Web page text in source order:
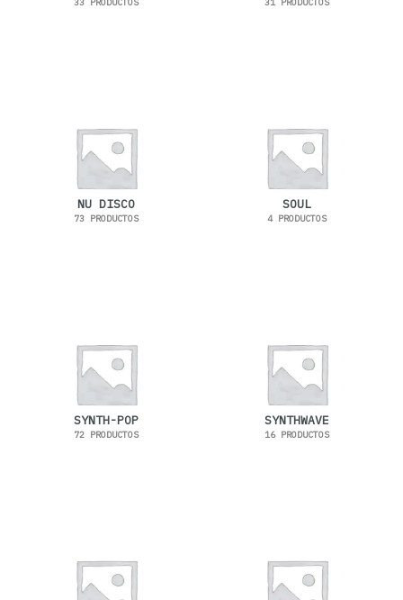
33 PRODUCTOS 31 PRODUCTOS
NU DISCO
73 PRODUCTOS
SOUL
4 PRODUCTOS
SYNTH-POP
72 PRODUCTOS
SYNTHWAVE
16 PRODUCTOS